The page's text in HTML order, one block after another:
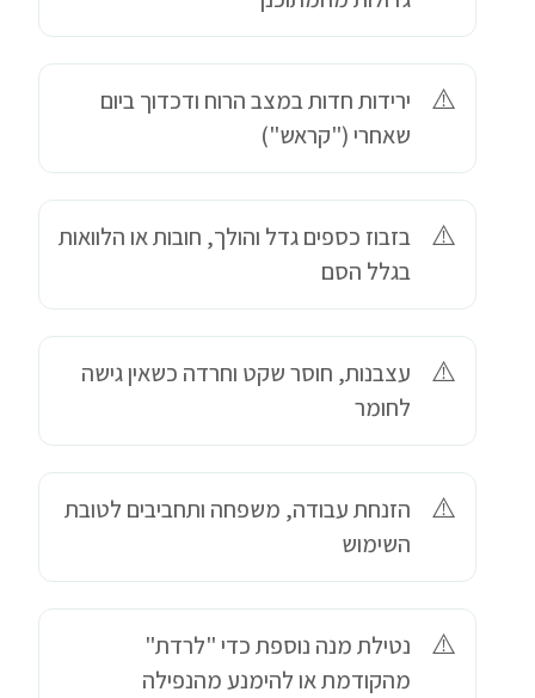
ירידות חדות במצב הרוח ודכדוך ביום
שאחרי ("קראש")
בזבוז כספים גדל והולך, חובות או הלוואות
בגלל הסם
עצבנות, חוסר שקט וחרדה כשאין גישה
לחומר
הזנחת עבודה, משפחה ותחביבים לטובת
השימוש
נטילת מנה נוספת כדי "לרדת"
מהקודמת או להימנע מהנפילה